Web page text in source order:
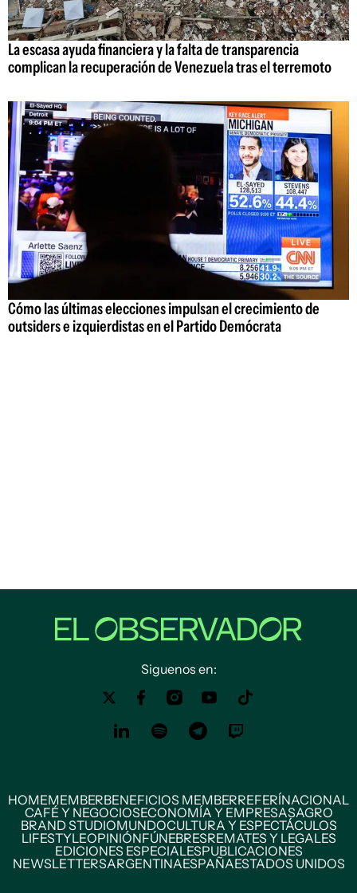
La escasa ayuda financiera y la falta de transparencia
complican la recuperación de Venezuela tras el terremoto
Cómo las últimas elecciones impulsan el crecimiento de
outsiders e izquierdistas en el Partido Demócrata
Siguenos en:
HOMEMEMBERBENEFICIOS MEMBERREFERÍNACIONAL
CAFÉ Y NEGOCIOSECONOMÍA Y EMPRESASAGRO
BRAND STUDIOMUNDOCULTURA Y ESPECTÁCULOS
LIFESTYLEOPINIÓNFÚNEBRESREMATES Y LEGALES
EDICIONES ESPECIALESPUBLICACIONES
NEWSLETTERSARGENTINAESPAÑAESTADOS UNIDOS